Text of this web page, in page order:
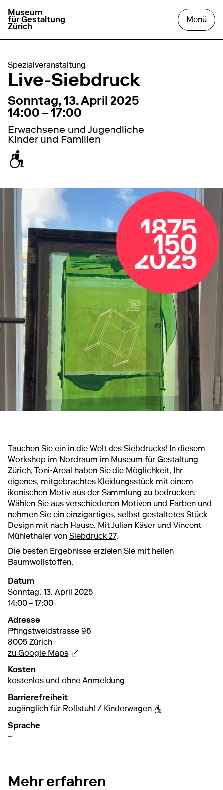
zur Startseite gehen
Museum
für Gestaltung
Zürich
Menüdas
Spezialveranstaltung
Live-Siebdruck
13. April 202514:00 – 17:00
Sonntag, 13. April 2025
14:00 – 17:00
Erwachsene und Jugendliche
Kinder und Familien
Tauchen Sie ein in die Welt des Siebdrucks! In diesem
Workshop im Nordraum im Museum für Gestaltung
Zürich, Toni-Areal haben Sie die Möglichkeit, Ihr
eigenes, mitgebrachtes Kleidungsstück mit einem
ikonischen Motiv aus der Sammlung zu bedrucken.
Wählen Sie aus verschiedenen Motiven und Farben und
nehmen Sie ein einzigartiges, selbst gestaltetes Stück
Design mit nach Hause. Mit Julian Käser und Vincent
Mühlethaler von Siebdruck 27.
Die besten Ergebnisse erzielen Sie mit hellen
Baumwollstoffen.
Datum
13. April 202514:00 – 17:00
Sonntag, 13. April 2025
14:00 – 17:00
Adresse
Pfingstweidstrasse 96
8005 Zürich
zu Google MapsExterner Link
Kosten
kostenlos und ohne Anmeldung
Barrierefreiheit
zugänglich für Rollstuhl / Kinderwagen
Sprache
–
Mehr erfahren